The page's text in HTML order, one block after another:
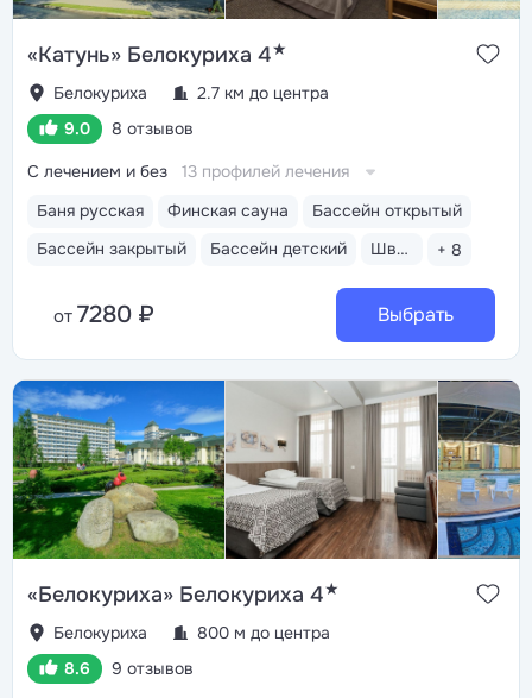
«Катунь» Белокуриха 4★
Белокуриха
2.7 км до центра
9.0
8 отзывов
Баня русская Финская сауна
Бассейн открытый
Бассейн закрытый
Бассейн детский Шведский стол + 8
С лечением и без 13 профилей лечения
от 7280 ₽ Выбрать
«Белокуриха» Белокуриха 4★
Белокуриха
800 м до центра
8.6
9 отзывов